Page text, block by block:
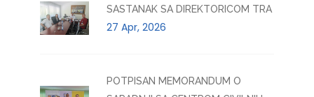
SASTANAK SA DIREKTORICOM TRA
27 Apr, 2026
POTPISAN MEMORANDUM O